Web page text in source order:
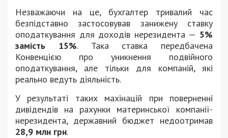
Незважаючи на це, бухгалтер тривалий час
безпідставно застосовував занижену ставку
оподаткування для доходів нерезидента — 5%
замість 15%. Така ставка передбачена
Конвенцією про уникнення подвійного
оподаткування, але тільки для компаній, які
реально ведуть діяльність.
У результаті таких махінацій при поверненні
дивідендів на рахунки материнської компанії-
нерезидента, державний бюджет недоотримав
28,9 млн грн.